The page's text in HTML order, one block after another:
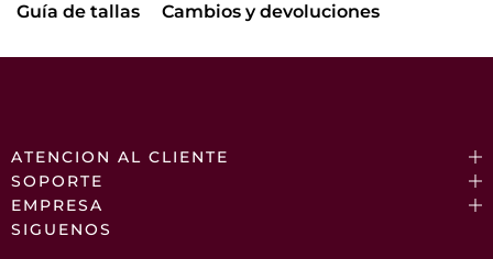
Guía de tallas Cambios y devoluciones
ATENCION AL CLIENTE
SOPORTE
EMPRESA
SIGUENOS